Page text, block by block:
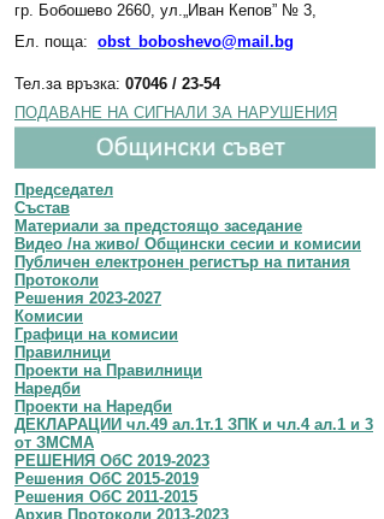
гр. Бобошево 2660, ул.„Иван Кепов” № 3,
Ел. поща: obst_boboshevo@mail.bg
Тел.за връзка: 07046 / 23-54
ПОДАВАНЕ НА СИГНАЛИ ЗА НАРУШЕНИЯ
Председател
Състав
Материали за предстоящо заседание
Видео /на живо/ Общински сесии и комисии
Публичен електронен регистър на питания
Протоколи
Решения 2023-2027
Комисии
Графици на комисии
Правилници
Проекти на Правилници
Наредби
Проекти на Наредби
ДЕКЛАРАЦИИ чл.49 ал.1т.1 ЗПК и чл.4 ал.1 и 3
от ЗМСМА
РЕШЕНИЯ ОбС 2019-2023
Решения OбС 2015-2019
Решения ОбС 2011-2015
Архив Протоколи 2013-2023